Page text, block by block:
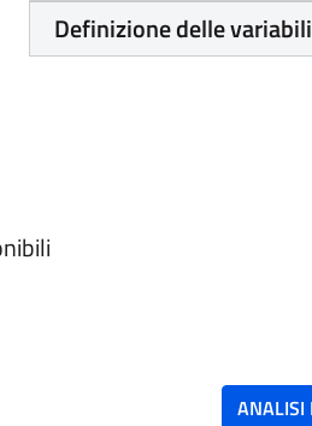
Definizione delle variabili